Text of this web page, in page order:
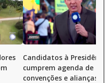
Candidatos à Presidência
cumprem agenda de
convenções e alianças